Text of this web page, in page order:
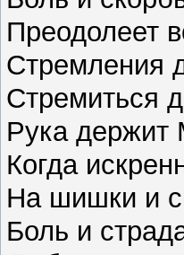
Преодолеет
Стремления
Стремиться
Рука держит
Когда
На шишки и
Боль и